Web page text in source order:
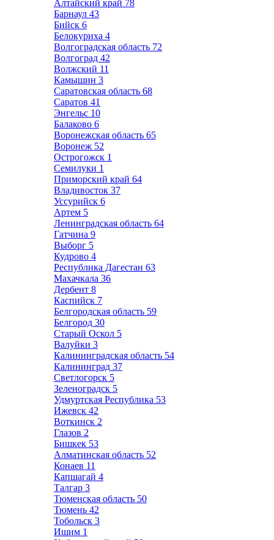
Алтайский край 78
Барнаул 43
Бийск 6
Белокуриха 4
Волгоградская область 72
Волгоград 42
Волжский 11
Камышин 3
Саратовская область 68
Саратов 41
Энгельс 10
Балаково 6
Воронежская область 65
Воронеж 52
Острогожск 1
Семилуки 1
Приморский край 64
Владивосток 37
Уссурийск 6
Артем 5
Ленинградская область 64
Гатчина 9
Выборг 5
Кудрово 4
Республика Дагестан 63
Махачкала 36
Дербент 8
Каспийск 7
Белгородская область 59
Белгород 30
Старый Оскол 5
Валуйки 3
Калининградская область 54
Калининград 37
Светлогорск 5
Зеленоградск 5
Удмуртская Республика 53
Ижевск 42
Воткинск 2
Глазов 2
Бишкек 53
Алматинская область 52
Конаев 11
Капшагай 4
Талгар 3
Тюменская область 50
Тюмень 42
Тобольск 3
Ишим 1